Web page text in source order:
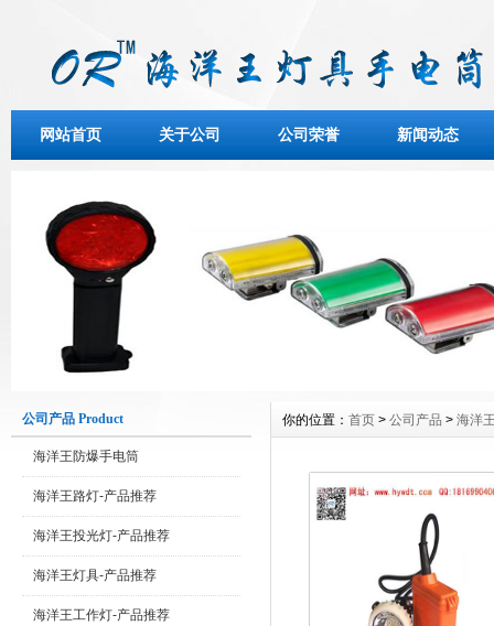
网站首页 关于公司 公司荣誉 新闻动态
公司产品 Product
海洋王防爆手电筒
海洋王路灯-产品推荐
海洋王投光灯-产品推荐
海洋王灯具-产品推荐
海洋王工作灯-产品推荐
你的位置： 首页 > 公司产品 > 海洋